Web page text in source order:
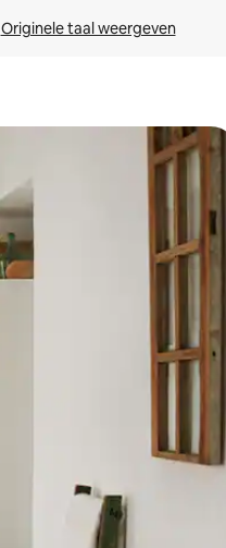
Originele taal weergeven
óf door te tikken of